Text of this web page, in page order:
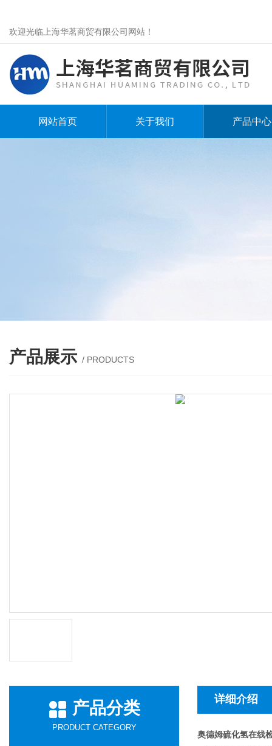
欢迎光临上海华茗商贸有限公司网站！
网站首页 关于我们 产品中心
产品展示 / PRODUCTS
产品分类
PRODUCT CATEGORY
详细介绍
奥德姆硫化氢在线